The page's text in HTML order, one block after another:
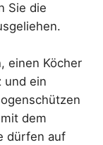
Sie die
einen Köcher
und ein
dem
dürfen auf